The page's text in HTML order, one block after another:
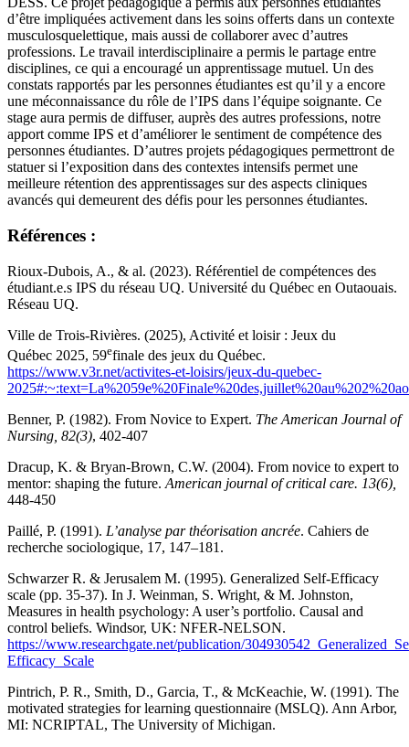
d’être impliquées activement dans les soins offerts dans un contexte
musculosquelettique, mais aussi de collaborer avec d’autres
professions. Le travail interdisciplinaire a permis le partage entre
disciplines, ce qui a encouragé un apprentissage mutuel. Un des
constats rapportés par les personnes étudiantes est qu’il y a encore
une méconnaissance du rôle de l’IPS dans l’équipe soignante. Ce
stage aura permis de diffuser, auprès des autres professions, notre
apport comme IPS et d’améliorer le sentiment de compétence des
personnes étudiantes. D’autres projets pédagogiques permettront de
statuer si l’exposition dans des contextes intensifs permet une
meilleure rétention des apprentissages sur des aspects cliniques
avancés qui demeurent des défis pour les personnes étudiantes.
Références :
Rioux-Dubois, A., & al. (2023). Référentiel de compétences des
étudiant.e.s IPS du réseau UQ. Université du Québec en Outaouais.
Réseau UQ.
Ville de Trois-Rivières. (2025), Activité et loisir : Jeux du
Québec 2025, 59efinale des jeux du Québec.
https://www.v3r.net/activites-et-loisirs/jeux-du-quebec-
Benner, P. (1982). From Novice to Expert. The American Journal of
Nursing, 82(3), 402-407
Dracup, K. & Bryan-Brown, C.W. (2004). From novice to expert to
mentor: shaping the future. American journal of critical care. 13(6),
448-450
Paillé, P. (1991). L’analyse par théorisation ancrée. Cahiers de
recherche sociologique, 17, 147–181.
Schwarzer R. & Jerusalem M. (1995). Generalized Self-Efficacy
scale (pp. 35-37). In J. Weinman, S. Wright, & M. Johnston,
Measures in health psychology: A user’s portfolio. Causal and
control beliefs. Windsor, UK: NFER-NELSON.
https://www.researchgate.net/publication/
Efficacy_Scale
Pintrich, P. R., Smith, D., Garcia, T., & McKeachie, W. (1991). The
motivated strategies for learning questionnaire (MSLQ). Ann Arbor,
MI: NCRIPTAL, The University of Michigan.